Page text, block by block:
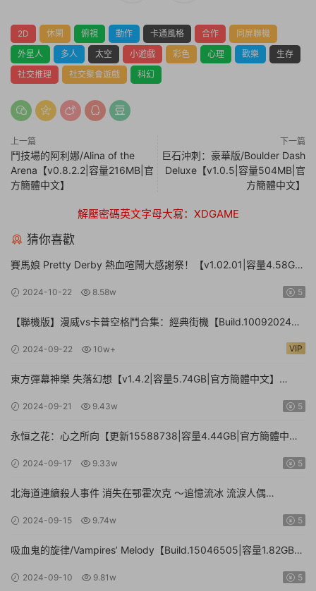
2D 休閑 俯視 動作 卡通風格 合作
同屏聯機
外星人
多人 太空 小遊戲 彩色 心理 歡樂
生存
社交推理
社交聚會遊戲 科幻
上一篇
鬥技場的阿利娜/Alina of the
Arena【v0.8.2.2|容量216MB|官
方簡體中文】
下一篇
巨石沖刺：豪華版/Boulder Dash
Deluxe【v1.0.5|容量504MB|官
方簡體中文】
解壓密碼英文字母大寫：XDGAME
猜你喜歡
賽馬娘 Pretty Derby 熱血喧鬧大感謝祭！【v1.02.01|容量4.58GB|
2024-10-22 8.58w 5
【聯機版】漫威vs卡普空格鬥合集：經典街機【Build.10092024聯
Collection: Arcade Classics
2024-09-22 10w+ VIP
東方彈幕神樂 失落幻想【v1.4.2|容量5.74GB|官方簡體中文】
2024-09-21 9.43w 5
永恒之花：心之所向【更新15588738|容量4.44GB|官方簡體中
2024-09-17 9.33w 5
北海道連續殺人事件 消失在鄂霍次克 ～追憶流冰 流淚人偶
Serial Murder Case The Okhotsk Disappearance ~Memories in
Ice, Tearful Figurine~
2024-09-15 9.74w 5
吸血鬼的旋律/Vampires’ Melody【Build.15046505|容量1.82GB|
2024-09-10 9.81w 5